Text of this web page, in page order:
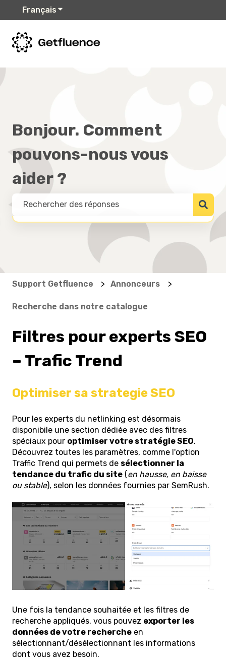
Français Afficher le sous-menu pour les
Bonjour. Comment
pouvons-nous vous
aider ?
IL N'Y A AUCUNE SUGGESTION CAR LE CHAMP DE RECHERCHE
Support Getfluence Annonceurs
Recherche dans notre catalogue
Filtres pour experts SEO
– Trafic Trend
Optimiser sa strategie SEO
Pour les experts du netlinking est désormais
disponibile une section dédiée avec des filtres
spéciaux pour optimiser votre stratégie SEO.
Découvrez toutes les paramètres, comme l'option
Traffic Trend qui permets de sélectionner la
tendance du trafic du site (en hausse, en baisse
ou stable), selon les données fournies par SemRush.
Une fois la tendance souhaitée et les filtres de
recherche appliqués, vous pouvez exporter les
données de votre recherche en
sélectionnant/désélectionnant les informations
dont vous avez besoin.